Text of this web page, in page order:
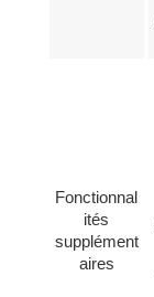
Fonctionnal
ités
supplément
aires